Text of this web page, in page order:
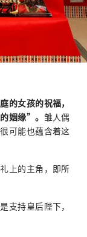
的女孩的祝福，
姻缘”。 雏人偶
可能也蕴含着这
上的主角，即所
支持皇后陛下，